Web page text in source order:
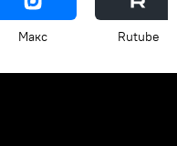
Макс Rutube